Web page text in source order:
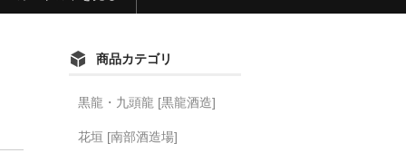
商品カテゴリ
黒龍・九頭龍 [黒龍酒造]
花垣 [南部酒造場]